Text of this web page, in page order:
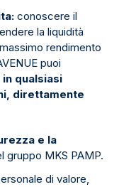
conoscere il
la liquidità
rendimento
puoi
qualsiasi
direttamente
e la
gruppo MKS PAMP.
di valore,